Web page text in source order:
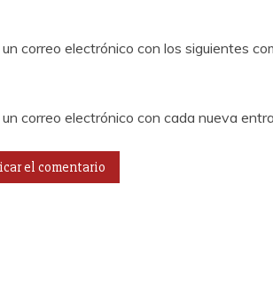
un correo electrónico con los siguientes
un correo electrónico con cada nueva